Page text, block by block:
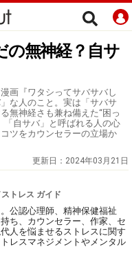
の無神経？自サ
画『ワタシってサバサバし
な人のこと。実は「サバサ
無神経さも兼ね備えた“困っ
「自サバ」と呼ばれる人の心
ツをカウンセラーの立場か
更新日： 2024年03月21日
トレス ガイド
公認心理師、精神保健福祉
ち、カウンセラー、作家、セ
人を悩ませるストレスに関す
レスマネジメントやメンタル